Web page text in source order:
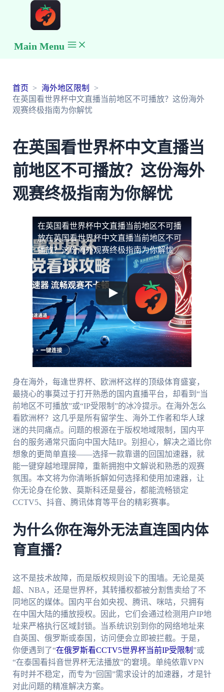
Main Menu
首页
海外地区限制
在英国看世界杯中文直播当前地区不可播放？这份海外
观赛终极指南为你解忧
在英国看世界杯中文直播当
前地区不可播放？这份海外
观赛终极指南为你解忧
在英国看世界杯中文直播当前地区不可播
放在英国看世界杯中文直播当前地区不可
播放？这份海外观赛终极指南为你解忧
身在海外，每逢世界杯、欧洲杯这样的顶级体育盛宴，
最挠心的事莫过于打开熟悉的国内直播平台，却看到“当
前地区不可播放”或“IP受限制”的冰冷提示。在海外怎么
看欧洲杯？这几乎是所有留学生、海外工作者和华人球
迷的共同痛点。问题的根源在于版权地域限制，国内平
台的服务通常只面向中国大陆IP。别担心，解决之道比你
想象的更简单直接——选择一款靠谱的回国加速器，就
能一键穿越地理屏障，重新拥抱中文解说和熟悉的观赛
氛围。本文将为你清晰拆解如何选择和使用加速器，让
你无论身在伦敦、莫斯科还是曼谷，都能流畅锁定
CCTV5、抖音、腾讯体育等平台的精彩赛事。
为什么你在海外无法直连国内体
育直播？
这不是技术故障，而是版权规则设下的围墙。无论是英
超、NBA，还是世界杯，其转播权都被分割售卖给了不
同地区的媒体。国内平台如央视、腾讯、咪咕，只拥有
在中国大陆的播放授权。因此，它们会通过检测用户IP地
址来严格执行区域封锁。当系统识别到你的网络地址来
自英国、俄罗斯或泰国，访问便会立即被拦截。于是，
你便遇到了“在俄罗斯看CCTV5世界杯当前IP受限制 ”或
“在泰国看抖音世界杯无法播放”的窘境。单纯依靠VPN
有时并不稳定，而专为“回国”需求设计的加速器，才是针
对此问题的精准解决方案。